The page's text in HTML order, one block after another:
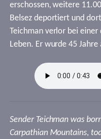
erschossen, weitere
Belsez deportiert und
Teichman verlor bei
Leben. Er wurde 45 Jahre
Sender Teichman was
Carpathian Mountains,